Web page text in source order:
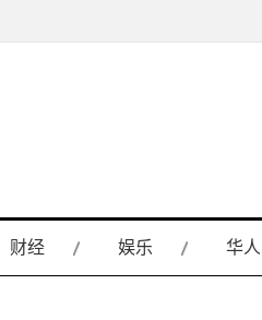
财经 娱乐 华人